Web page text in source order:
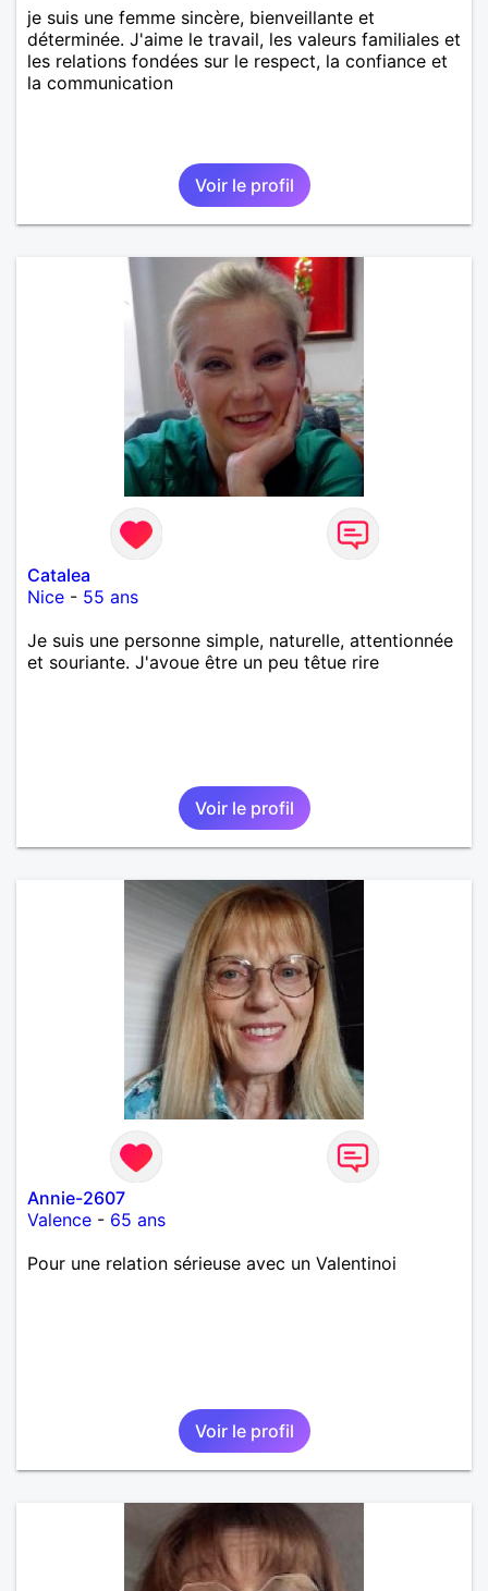
je suis une femme sincère, bienveillante et
déterminée. J'aime le travail, les valeurs familiales et
les relations fondées sur le respect, la confiance et
la communication
Voir le profil
Catalea
Nice - 55 ans
Je suis une personne simple, naturelle, attentionnée
et souriante. J'avoue être un peu têtue rire
Voir le profil
Annie-2607
Valence - 65 ans
Pour une relation sérieuse avec un Valentinoi
Voir le profil